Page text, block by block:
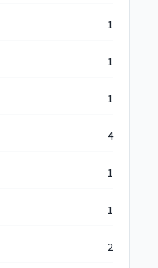
1
1
1
4
1
1
2